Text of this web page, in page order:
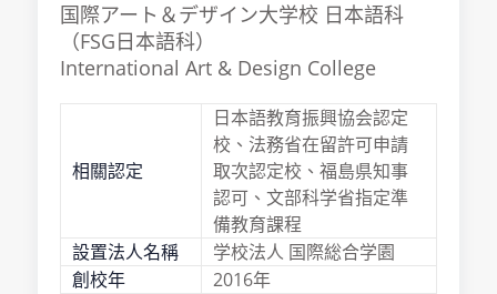
国際アート＆デザイン大学校 日本語科
（FSG日本語科）
International Art & Design College
相關認定
日本語教育振興協会認定
校、法務省在留許可申請
取次認定校、福島県知事
認可、文部科学省指定準
備教育課程
設置法人名稱
学校法人 国際総合学園
創校年
2016年